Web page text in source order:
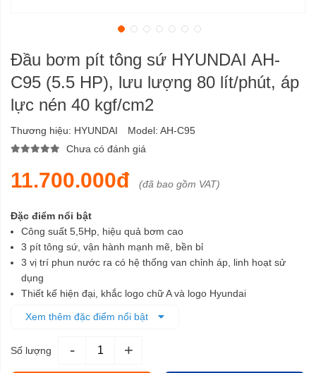
Đầu bơm pít tông sứ HYUNDAI AH-
C95 (5.5 HP), lưu lượng 80 lít/phút, áp
lực nén 40 kgf/cm2
Thương hiệu: HYUNDAI Model: AH-C95
Chưa có đánh giá
11.700.000đ (đã bao gồm VAT)
Đặc điểm nổi bật
Công suất 5,5Hp, hiệu quả bơm cao
3 pít tông sứ, vận hành mạnh mẽ, bền bỉ
3 vị trí phun nước ra có hệ thống van chỉnh áp, linh hoạt sử
dụng
Thiết kế hiện đại, khắc logo chữ A và logo Hyundai
Xem thêm đặc điểm nổi bật
Số lượng - +